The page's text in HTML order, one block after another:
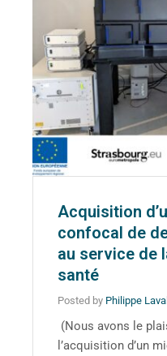
Acquisition
confocal de
au service de
santé
Posted by Philippe
(Nous avons le
l’acquisition d’un